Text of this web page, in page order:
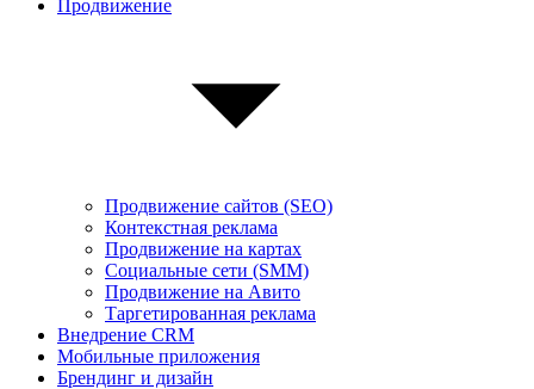
Продвижение
Продвижение сайтов (SEO)
Контекстная реклама
Продвижение на картах
Социальные сети (SMM)
Продвижение на Авито
Таргетированная реклама
Внедрение CRM
Мобильные приложения
Брендинг и дизайн